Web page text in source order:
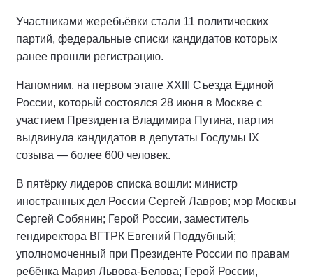
Участниками жеребьёвки стали 11 политических
партий, федеральные списки кандидатов которых
ранее прошли регистрацию.
Напомним, на первом этапе XXIII Съезда Единой
России, который состоялся 28 июня в Москве с
участием Президента Владимира Путина, партия
выдвинула кандидатов в депутаты Госдумы IX
созыва — более 600 человек.
В пятёрку лидеров списка вошли: министр
иностранных дел России Сергей Лавров; мэр Москвы
Сергей Собянин; Герой России, заместитель
гендиректора ВГТРК Евгений Поддубный;
уполномоченный при Президенте России по правам
ребёнка Мария Львова-Белова; Герой России,